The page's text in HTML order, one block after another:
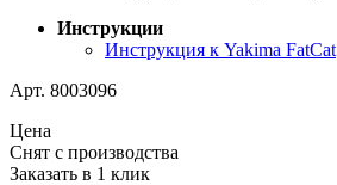
Инструкции
Инструкция к Yakima FatCat
Арт. 8003096
Цена
Снят с производства
Заказать в 1 клик